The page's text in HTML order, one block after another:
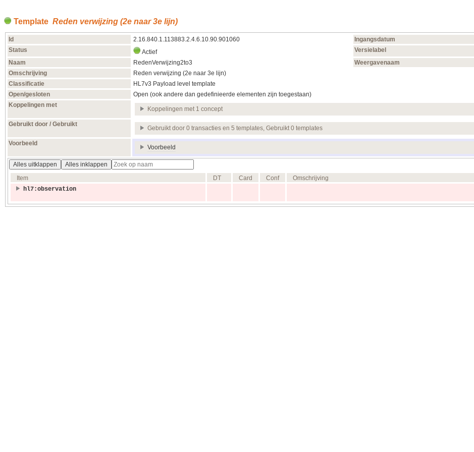
Template Reden verwijzing (2e naar 3e lijn)
Id 2.16.840.1.113883.2.4.6.10.90.901060 Ingangsdatum
Status
Actief Versielabel
Naam
RedenVerwijzing2to3 Weergavenaam
Omschrijving
Reden verwijzing (2e naar 3e lijn)
Classificatie
HL7v3 Payload level template
Open/gesloten
Open (ook andere dan gedefinieerde elementen zijn toegestaan)
Koppelingen met
Koppelingen met 1 concept
Gebruikt door / Gebruikt
Gebruikt door 0 transacties en 5 templates, Gebruikt 0 templates
Voorbeeld
Voorbeeld
Alles uitklappen
Alles inklappen
Item
DT Card Conf Omschrijving
hl7:observation